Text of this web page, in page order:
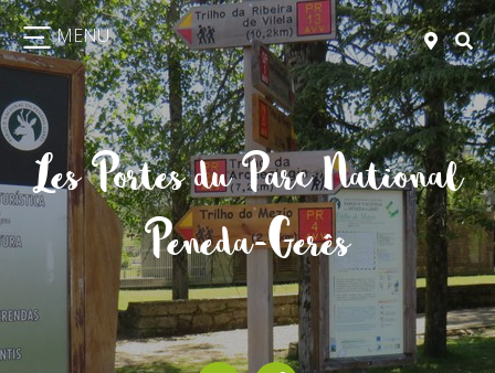
MENU
Les Portes du Parc National
Peneda-Gerês